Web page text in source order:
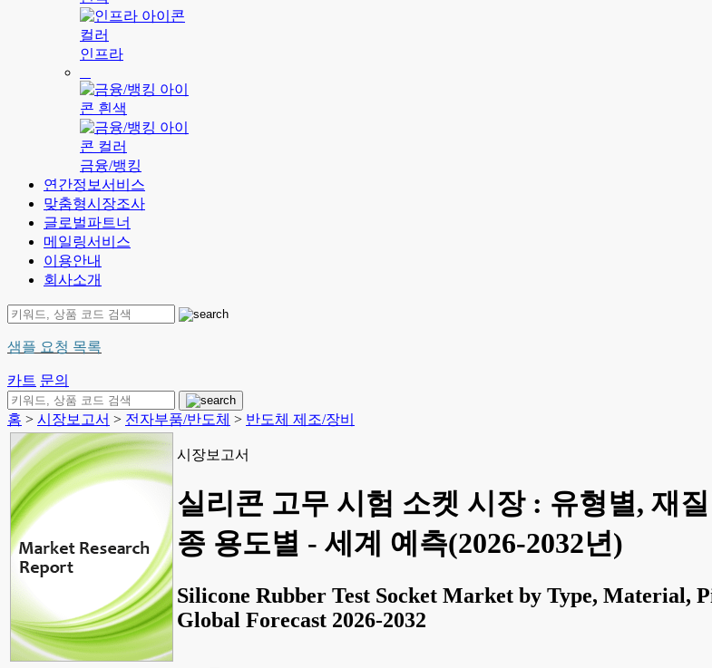
인프라
금융/뱅킹
연간정보서비스
맞춤형시장조사
글로벌파트너
메일링서비스
이용안내
회사소개
샘플 요청 목록
카트 문의
홈 > 시장보고서 > 전자부품/반도체 > 반도체 제조/장비
시장보고서
실리콘 고무 시험 소켓 시장 : 유형별, 재
종 용도별 - 세계 예측(2026-2032년)
Silicone Rubber Test Socket Market by Type, Material,
Global Forecast 2026-2032